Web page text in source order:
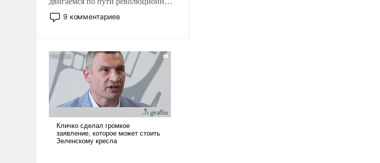
изменений. То, что несколько лет
назад было образом для
9 комментариев